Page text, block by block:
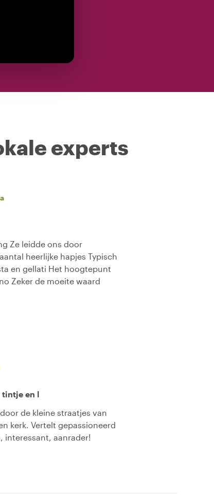
experts
Ze leidde ons door
heerlijke hapjes Typisch
en gellati Het hoogtepunt
Zeker de moeite waard
tintje en l
de kleine straatjes van
kerk. Vertelt gepassioneerd
interessant, aanrader!